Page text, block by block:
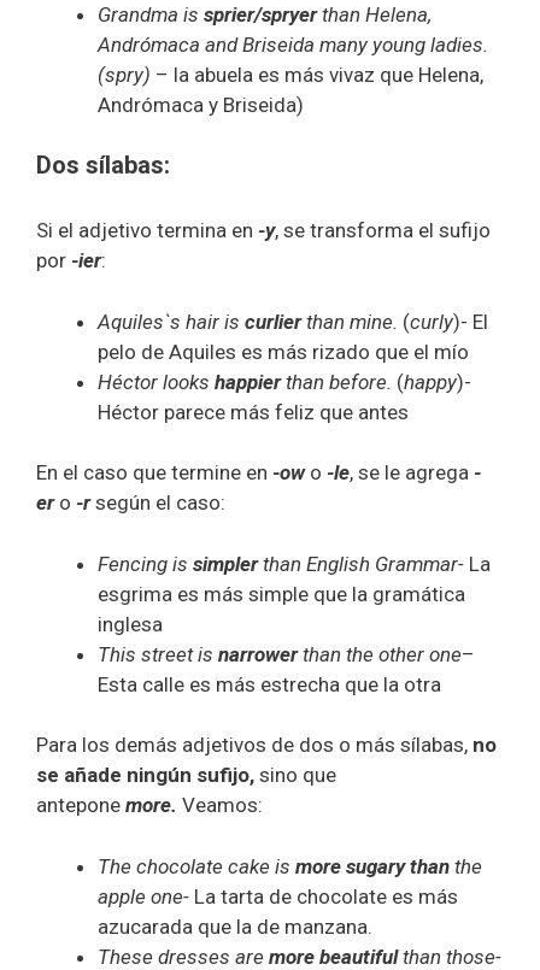
Grandma is sprier/spryerthan Helena,
Andrómaca and Briseida many young ladies.
(spry) – la abuela es más vivaz que Helena,
Andrómaca y Briseida)
Dos sílabas:
Si el adjetivo termina en -y, se transforma el sufijo
por -ier:
Aquiles`s hair is curlierthan mine. (curly)- El
pelo de Aquiles es más rizado que el mío
Héctor looks happierthan before. (happy)-
Héctor parece más feliz que antes
En el caso que termine en -owo -le, se le agrega -
ero -rsegún el caso:
Fencing is simplerthan English Grammar- La
esgrima es más simple que la gramática
inglesa
This street is narrowerthan the other one–
Esta calle es más estrecha que la otra
Para los demás adjetivos de dos o más sílabas, no
se añade ningún sufijo, sino que
antepone more. Veamos:
The chocolate cake is more sugary than the
apple one- La tarta de chocolate es más
azucarada que la de manzana.
These dresses are more beautifulthan those-